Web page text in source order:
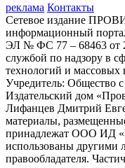
реклама Контакты
Сетевое издание
информационный
ЭЛ № ФС 77 – 68463 от
службой по надзору в
технологий и
Учредитель: Общество
Издательский дом
Лифанцев Дмитрий
материалы,
принадлежат ООО ИД
использованы другими
правообладателя.